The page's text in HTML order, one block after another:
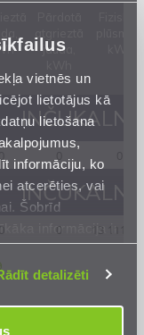
vietnēs un
lietotājus kā
lietošana
informāciju, ko
atcerēties, vai
Šobrīd
informācija ir
detalizēti
jauda,
0
0 0 13 111